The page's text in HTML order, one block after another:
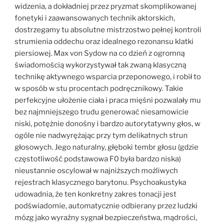
widzenia, a dokładniej przez pryzmat skomplikowanej
fonetyki i zaawansowanych technik aktorskich,
dostrzegamy tu absolutne mistrzostwo pełnej kontroli
strumienia oddechu oraz idealnego rezonansu klatki
piersiowej. Max von Sydow na co dzień z ogromną
świadomością wykorzystywał tak zwaną klasyczną
technikę aktywnego wsparcia przeponowego, i robił to
w sposób w stu procentach podręcznikowy. Takie
perfekcyjne ułożenie ciała i praca mięśni pozwalały mu
bez najmniejszego trudu generować niesamowicie
niski, potężnie donośny i bardzo autorytatywny głos, w
ogóle nie nadwyrężając przy tym delikatnych strun
głosowych. Jego naturalny, głęboki tembr głosu (gdzie
częstotliwość podstawowa F0 była bardzo niska)
nieustannie oscylował w najniższych możliwych
rejestrach klasycznego barytonu. Psychoakustyka
udowadnia, że ten konkretny zakres tonacji jest
podświadomie, automatycznie odbierany przez ludzki
mózg jako wyraźny sygnał bezpieczeństwa, mądrości,